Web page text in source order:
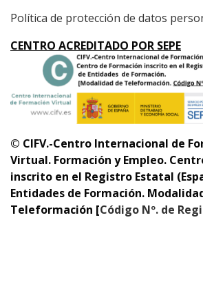
Política de protección de datos
CENTRO ACREDITADO POR SEPE
© CIFV.-Centro Internacional de
Virtual. Formación y Empleo.
inscrito en el Registro Estatal
Entidades de Formación.
Teleformación [Código Nº. de